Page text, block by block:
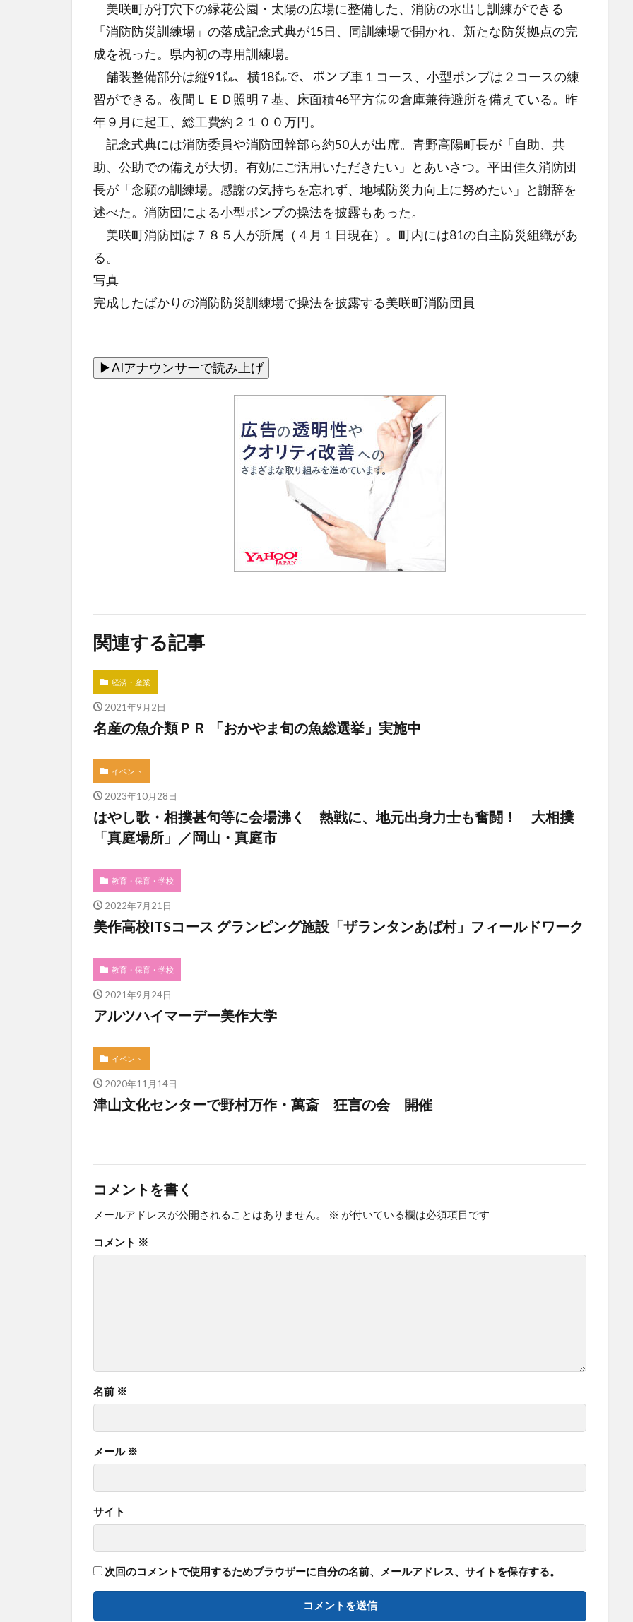
美咲町が打穴下の緑花公園・太陽の広場に整備した、消防の水出し訓練ができる
「消防防災訓練場」の落成記念式典が15日、同訓練場で開かれ、新たな防災拠点の完
成を祝った。県内初の専用訓練場。
舗装整備部分は縦91㍍、横18㍍で、ポンプ車１コース、小型ポンプは２コースの練
習ができる。夜間ＬＥＤ照明７基、床面積46平方㍍の倉庫兼待避所を備えている。昨
年９月に起工、総工費約２１００万円。
記念式典には消防委員や消防団幹部ら約50人が出席。青野高陽町長が「自助、共
助、公助での備えが大切。有効にご活用いただきたい」とあいさつ。平田佳久消防団
長が「念願の訓練場。感謝の気持ちを忘れず、地域防災力向上に努めたい」と謝辞を
述べた。消防団による小型ポンプの操法を披露もあった。
美咲町消防団は７８５人が所属（４月１日現在）。町内には81の自主防災組織があ
る。
写真
完成したばかりの消防防災訓練場で操法を披露する美咲町消防団員
関連する記事
経済・産業
2021年9月2日
名産の魚介類ＰＲ 「おかやま旬の魚総選挙」実施中
イベント
2023年10月28日
はやし歌・相撲甚句等に会場沸く 熱戦に、地元出身力士も奮闘！ 大相撲
「真庭場所」／岡山・真庭市
教育・保育・学校
2022年7月21日
美作高校ITSコース グランピング施設「ザランタンあば村」フィールドワーク
教育・保育・学校
2021年9月24日
アルツハイマーデー美作大学
イベント
2020年11月14日
津山文化センターで野村万作・萬斎 狂言の会 開催
コメントを書く
メールアドレスが公開されることはありません。 ※ が付いている欄は必須項目です
コメント ※
名前 ※
メール ※
サイト
次回のコメントで使用するためブラウザーに自分の名前、メールアドレス、サイトを保存する。